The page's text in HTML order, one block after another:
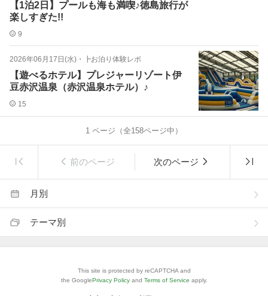
【1泊2日】プールも海も満喫♪徳島旅行が
楽しすぎた!!
9
2026年06月17日(水) ・ ┣お泊り体験レポ
【遊べるホテル】プレジャーリゾート伊
豆赤沢温泉（赤沢温泉ホテル）♪
15
1 ページ（全158ページ中）
前のページ 次のページ
月別
テーマ別
This site is protected by reCAPTCHA and
the GooglePrivacy Policy and Terms of Service apply.